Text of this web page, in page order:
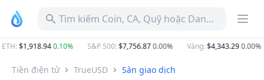
Tìm kiếm Coin, CA, Quỹ hoặc Danh mục
:$1,918.940.10% S&P 500:$7,756.870.00% Vàng:$4,343.290.00%
Tiền điện tử TrueUSD Sàn giao dịch